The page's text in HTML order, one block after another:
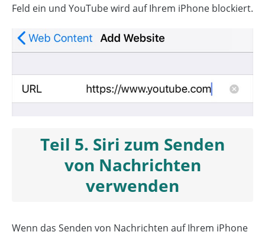
Feld ein und YouTube wird auf Ihrem iPhone blockiert.
Teil 5. Siri zum Senden
von Nachrichten
verwenden
Wenn das Senden von Nachrichten auf Ihrem iPhone